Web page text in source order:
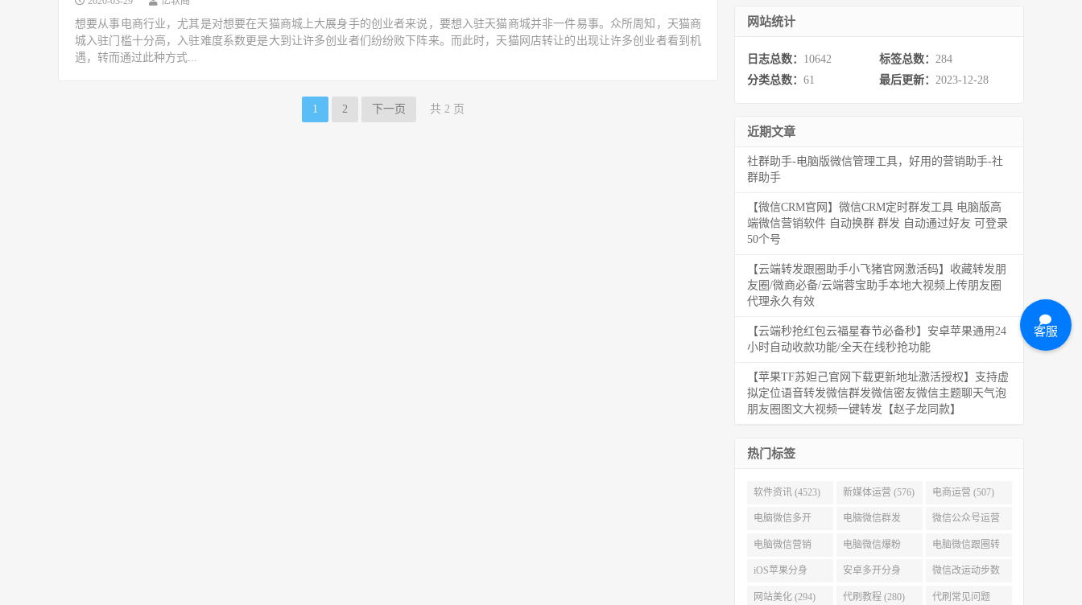
想要从事电商行业，尤其是对想要在天猫商城上大展身手的创业者来说，要想入驻天猫商城并非一件易事。众所周知，天猫商
城入驻门槛十分高，入驻难度系数更是大到让许多创业者们纷纷败下阵来。而此时，天猫网店转让的出现让许多创业者看到机
遇，转而通过此种方式...
1 2 下一页 共 2 页
网站统计
日志总数： 10642 标签总数： 284
分类总数： 61 最后更新： 2023-12-28
近期文章
社群助手-电脑版微信管理工具，好用的营销助手-社
群助手
【微信CRM官网】微信CRM定时群发工具 电脑版高
端微信营销软件 自动换群 群发 自动通过好友 可登录
50个号
【云端转发跟圈助手小飞猪官网激活码】收藏转发朋
友圈/微商必备/云端蓉宝助手本地大视频上传朋友圈
代理永久有效
【云端秒抢红包云福星春节必备秒】安卓苹果通用24
小时自动收款功能/全天在线秒抢功能
【苹果TF苏妲己官网下载更新地址激活授权】支持虚
拟定位语音转发微信群发微信密友微信主题聊天气泡
朋友圈图文大视频一键转发【赵子龙同款】
热门标签
软件资讯 (4523) 新媒体运营 (576) 电商运营 (507)
电脑微信多开
(479)
电脑微信群发
(477)
微信公众号运营
(404)
电脑微信营销
(386)
电脑微信爆粉
(384)
电脑微信跟圈转
发 (379)
iOS苹果分身
(371)
安卓多开分身
(333)
微信改运动步数
(313)
网站美化 (294) 代刷教程 (280) 代刷常见问题
客服